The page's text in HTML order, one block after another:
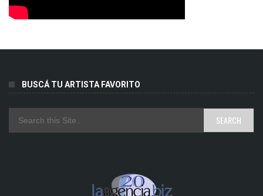
BUSCÁ TU ARTISTA FAVORITO